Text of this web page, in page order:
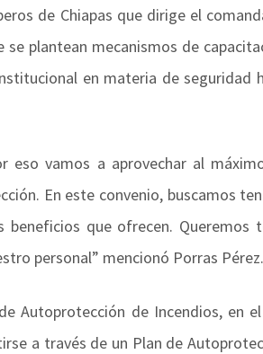
de Chiapas que dirige el
plantean mecanismos de
en materia de seguridad
eso vamos a aprovechar al
En este convenio, buscamos
que ofrecen. Queremos
personal” mencionó Porras Pérez.
Autoprotección de Incendios, en
a través de un Plan de